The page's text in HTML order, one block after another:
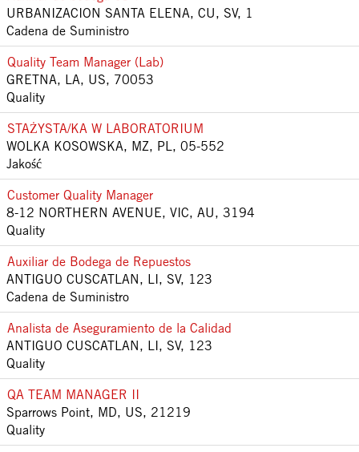
URBANIZACION SANTA ELENA, CU, SV, 1
Cadena de Suministro
Quality Team Manager (Lab)
GRETNA, LA, US, 70053
Quality
STAŻYSTA/KA W LABORATORIUM
WOLKA KOSOWSKA, MZ, PL, 05-552
Jakość
Customer Quality Manager
8-12 NORTHERN AVENUE, VIC, AU, 3194
Quality
Auxiliar de Bodega de Repuestos
ANTIGUO CUSCATLAN, LI, SV, 123
Cadena de Suministro
Analista de Aseguramiento de la Calidad
ANTIGUO CUSCATLAN, LI, SV, 123
Quality
QA TEAM MANAGER II
Sparrows Point, MD, US, 21219
Quality